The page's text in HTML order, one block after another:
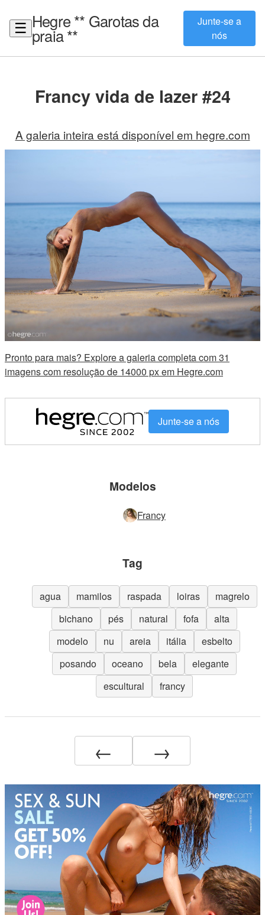
☰ Hegre ** Garotas da
praia **
Junte-se a
nós
Francy vida de lazer #24
A galeria inteira está disponível em hegre.com
Pronto para mais? Explore a galeria completa com 31
imagens com resolução de 14000 px em Hegre.com
Junte-se a nós
Modelos
Francy
Tag
agua mamilos raspada loiras
magrelo
bichano
pés natural fofa
alta
modelo
nu areia itália
esbelto
posando
oceano bela
elegante
escultural
francy
← →